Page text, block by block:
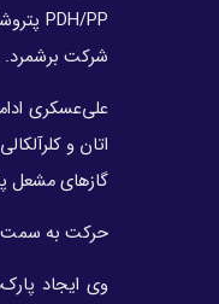
شرکت برشمرد.
علی‌عسکری
گازهای مشعل
حرکت به
وی ایجاد